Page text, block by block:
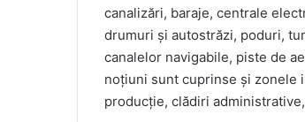
canalizări, baraje, centrale
drumuri și autostrăzi, poduri,
canalelor navigabile, piste de
noțiuni sunt cuprinse și zonele
producție, clădiri